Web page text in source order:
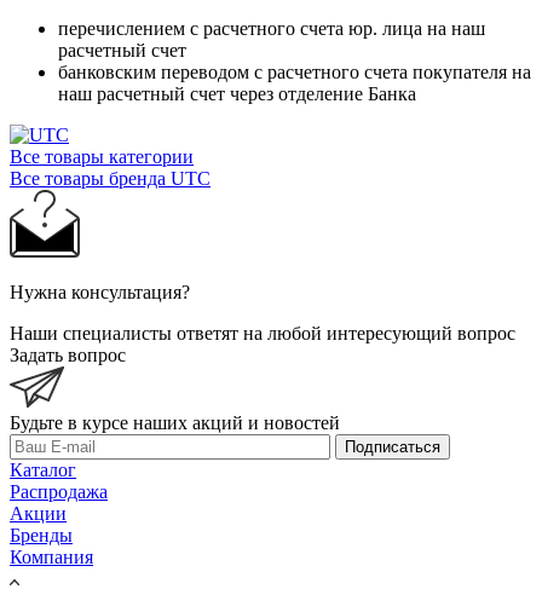
перечислением с расчетного счета юр. лица на наш
расчетный счет
банковским переводом с расчетного счета покупателя на
наш расчетный счет через отделение Банка
Все товары категории
Все товары бренда UTC
Нужна консультация?
Наши специалисты ответят на любой интересующий вопрос
Задать вопрос
Будьте в курсе наших акций и новостей
Подписаться
Каталог
Распродажа
Акции
Бренды
Компания